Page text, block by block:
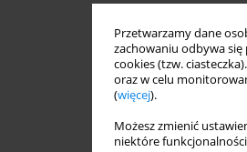
Przetwarzamy dane
zachowaniu odbywa
cookies (tzw.
oraz w celu
(więcej).
Możesz zmienić
niektóre